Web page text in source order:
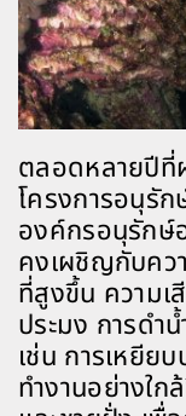
ตลอดหลายปีที่
โครงการอนุรั
องค์กรอนุรักษ์
คงเผชิญกับคว
ที่สูงขึ้น ความเ
ประมง การดำ
เช่น การเหยีย
ทำงานอย่างใ